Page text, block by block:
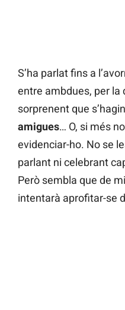
S’ha parlat fins a
entre ambdues, per la
sorprenent que
amigues… O, si més
evidenciar-ho. No se
parlant ni celebrant
Però sembla que de
intentarà aprofitar-se